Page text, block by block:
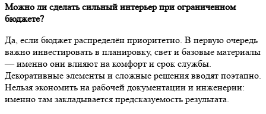
Можно ли сделать сильный интерьер при ограниченном
бюджете?
Да, если бюджет распределён приоритетно. В первую очередь
важно инвестировать в планировку, свет и базовые материалы
— именно они влияют на комфорт и срок службы.
Декоративные элементы и сложные решения вводят поэтапно.
Нельзя экономить на рабочей документации и инженерии:
именно там закладывается предсказуемость результата.